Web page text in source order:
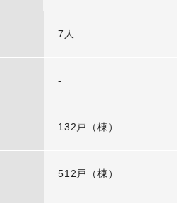
7人
-
132戸（棟）
512戸（棟）